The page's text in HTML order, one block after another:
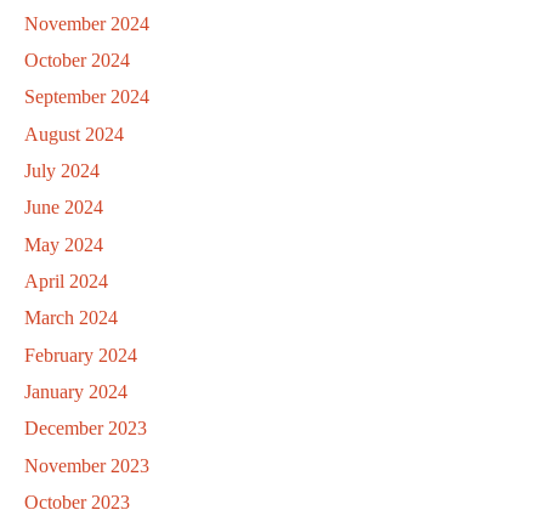
November 2024
October 2024
September 2024
August 2024
July 2024
June 2024
May 2024
April 2024
March 2024
February 2024
January 2024
December 2023
November 2023
October 2023